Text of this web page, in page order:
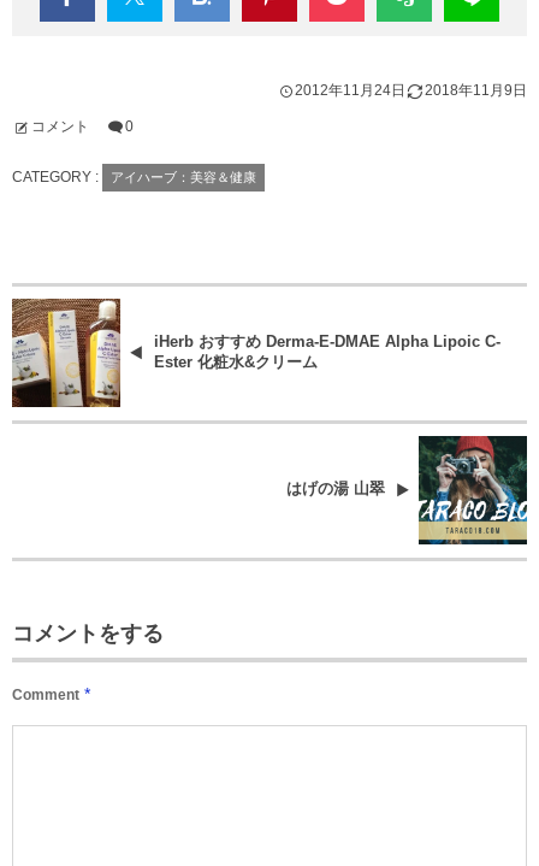
2012年11月24日 2018年11月9日
コメント 0
CATEGORY : アイハーブ：美容＆健康
iHerb おすすめ Derma-E-DMAE Alpha Lipoic C-
Ester 化粧水&クリーム
はげの湯 山翠
コメントをする
Comment *